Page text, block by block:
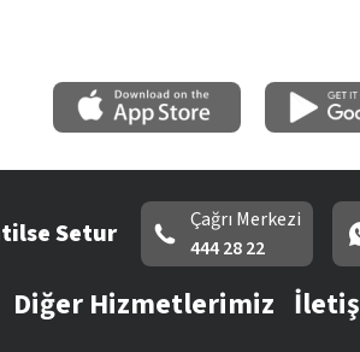
Setur
Çağrı Merkezi
444 28 22
Diğer Hizmetlerimiz